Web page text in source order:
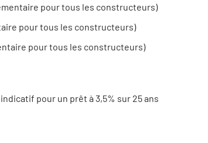
pour tous les constructeurs)
pour tous les constructeurs)
pour tous les constructeurs)
pour un prêt à 3,5% sur 25 ans